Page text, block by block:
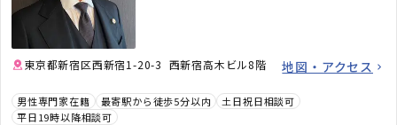
東京都新宿区西新宿1-20-3 西新宿高木ビル8階 地図・アクセス
男性専門家在籍 最寄駅から徒歩5分以内
土日祝日相談可
平日19時以降相談可